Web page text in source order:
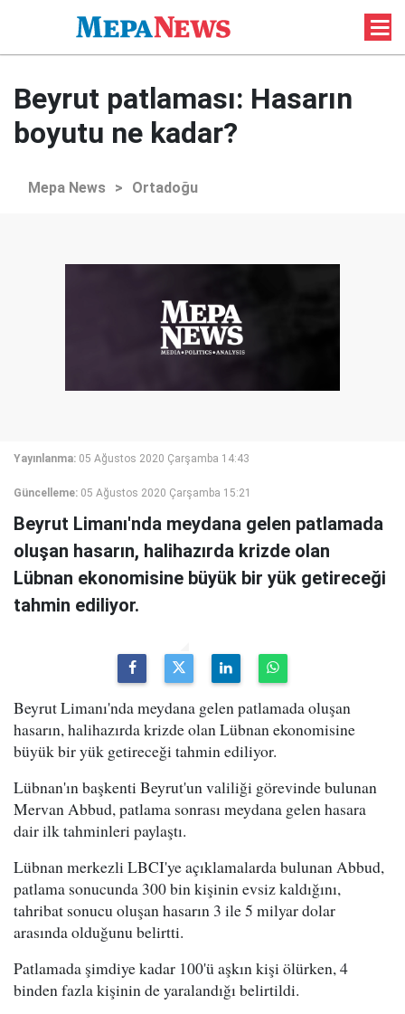
Beyrut patlaması: Hasarın
boyutu ne kadar?
Mepa News > Ortadoğu
Yayınlanma: 05 Ağustos 2020 Çarşamba 14:43
Güncelleme: 05 Ağustos 2020 Çarşamba 15:21
Beyrut Limanı'nda meydana gelen patlamada
oluşan hasarın, halihazırda krizde olan
Lübnan ekonomisine büyük bir yük getireceği
tahmin ediliyor.
Beyrut Limanı'nda meydana gelen patlamada oluşan
hasarın, halihazırda krizde olan Lübnan ekonomisine
büyük bir yük getireceği tahmin ediliyor.
Lübnan'ın başkenti Beyrut'un valiliği görevinde bulunan
Mervan Abbud, patlama sonrası meydana gelen hasara
dair ilk tahminleri paylaştı.
Lübnan merkezli LBCI'ye açıklamalarda bulunan Abbud,
patlama sonucunda 300 bin kişinin evsiz kaldığını,
tahribat sonucu oluşan hasarın 3 ile 5 milyar dolar
arasında olduğunu belirtti.
Patlamada şimdiye kadar 100'ü aşkın kişi ölürken, 4
binden fazla kişinin de yaralandığı belirtildi.